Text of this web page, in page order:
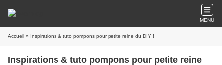
MENU
Accueil » Inspirations & tuto pompons pour petite reine du DIY !
Inspirations & tuto pompons pour petite reine